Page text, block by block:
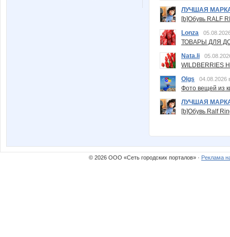
ЛУЧШАЯ
[b]Обувь RALF
Lonza
ТОВАРЫ ДЛЯ
Nata.li
Olgs
04.08.2026
Фото вещей из
ЛУЧШАЯ
[b]Обувь Ralf
© 2026 ООО «Сеть городских порталов» · Реклама